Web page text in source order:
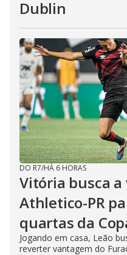
Dublin
DO R7/HÁ 6 HORAS
Vitória busca
Athletico-PR
quartas da
Jogando em casa, Leão
reverter vantagem do